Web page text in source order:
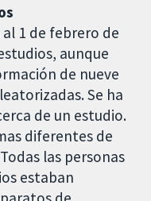
1 de febrero de
aunque
de nueve
Se ha
de un estudio.
diferentes de
las personas
estaban